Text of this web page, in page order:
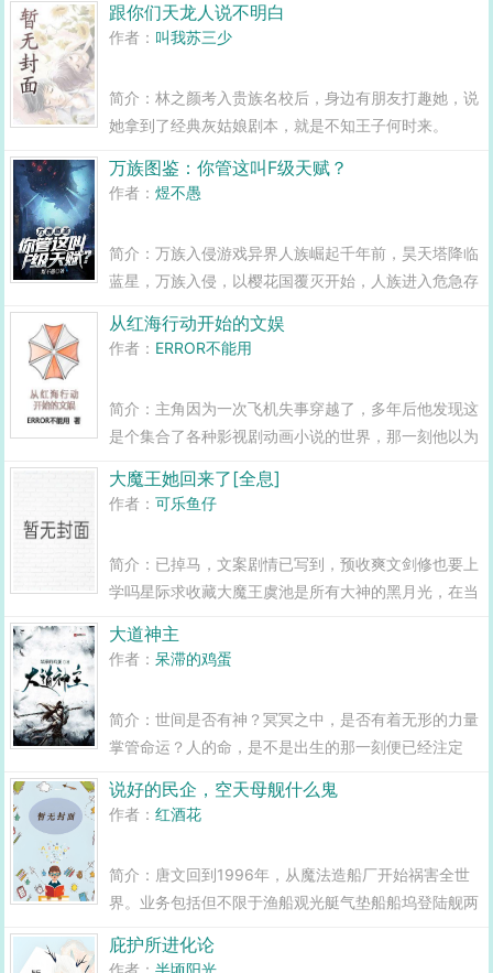
降临，会有各种诡谲危险之物出现，必须躲在宿舍里才
能生存。 人与宿舍共存亡...
跟你们天龙人说不明白
作者： 叫我苏三少
简介：林之颜考入贵族名校后，身边有朋友打趣她，说
她拿到了经典灰姑娘剧本，就是不知王子何时来。
三代。而林之颜，则像现代版灰姑娘家境贫穷，成绩优
万族图鉴：你管这叫F级天赋？
作者：煜不愚
简介：万族入侵游戏异界人族崛起千年前，昊天塔降临
蓝星，万族入侵，以樱花国覆灭开始，人族进入危急存
进行游戏形式的通关之旅，历代耕耘，先烈喋血，为
从红海行动开始的文娱
作者： ERROR不能用
简介：主角因为一次飞机失事穿越了，多年后他发现这
是个集合了各种影视剧动画小说的世界，那一刻他以为
家伙，才一身冷汗的发现世界正在核战争的边缘反复横
大魔王她回来了[全息]
作者：可乐鱼仔
简介：已掉马，文案剧情已写到，预收爽文剑修也要上
学吗星际求收藏大魔王虞池是所有大神的黑月光，在当
游开放，游戏小白虞池被拖着注册账号。别人你之前玩
大道神主
作者：呆滞的鸡蛋
简介：世间是否有神？冥冥之中，是否有着无形的力量
掌管命运？人的命，是不是出生的那一刻便已经注定
位书友要是觉得大道神主还不错的话请不要忘记向您
说好的民企，空天母舰什么鬼
作者：红酒花
简介：唐文回到1996年，从魔法造船厂开始祸害全世
界。业务包括但不限于渔船观光艇气垫船船坞登陆舰两
你问我既然这么逆天，空天母舰能不能造？空天母舰也
庇护所进化论
作者：半顷阳光